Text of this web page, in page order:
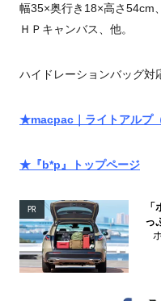
幅35×奥行き 18×高さ54cm
ＨＰキャンバス、他。
ハイドレーションバッグ対
★macpac｜ライトアルプ
★『b*p』トップページ
PR
っ